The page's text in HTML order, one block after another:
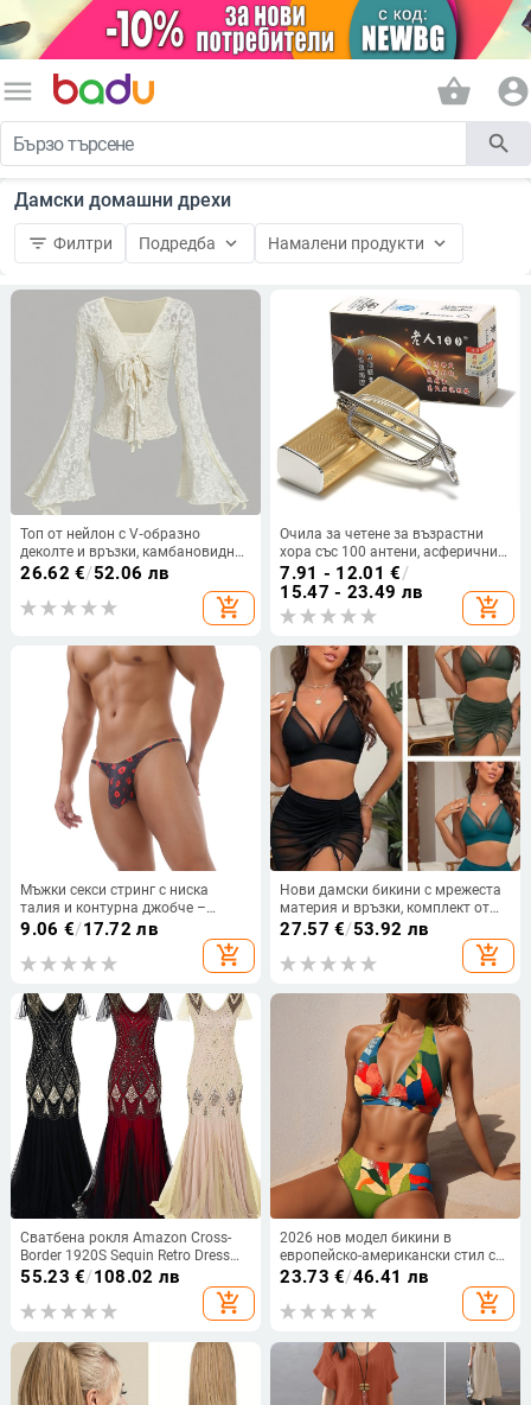
menu shopping_basket account_circle
search
Дамски домашни дрехи
filter_list Филтри Подредба keyboard_arrow_down Намалени продукти keyboard_arrow_down
Топ от нейлон с V‑образно
деколте и връзки, камбановидни
ръкави, тясна кройка
26.62 €/52.06 лв
add_shopping_cart
Очила за четене за възрастни
хора със 100 антени, асферични
смолни лещи с висока
разделителна способност, мъже
и жени, против умора
7.91 - 12.01 €/
15.47 - 23.49 лв
add_shopping_cart
Мъжки секси стринг с ниска
талия и контурна джобче –
найлон
9.06 €/17.72 лв
add_shopping_cart
Нови дамски бикини с мрежеста
материя и връзки, комплект от
три части, европейски стил
27.57 €/53.92 лв
add_shopping_cart
Сватбена рокля Amazon Cross-
Border 1920S Sequin Retro Dress
Plus Size Banquet Dams Evening
55.23 €/108.02 лв
add_shopping_cart
2026 нов модел бикини в
европейско-американски стил с
V-образно деколте, многоцветен
принт, висока еластичност,
двучастен плувен костюм
23.73 €/46.41 лв
add_shopping_cart